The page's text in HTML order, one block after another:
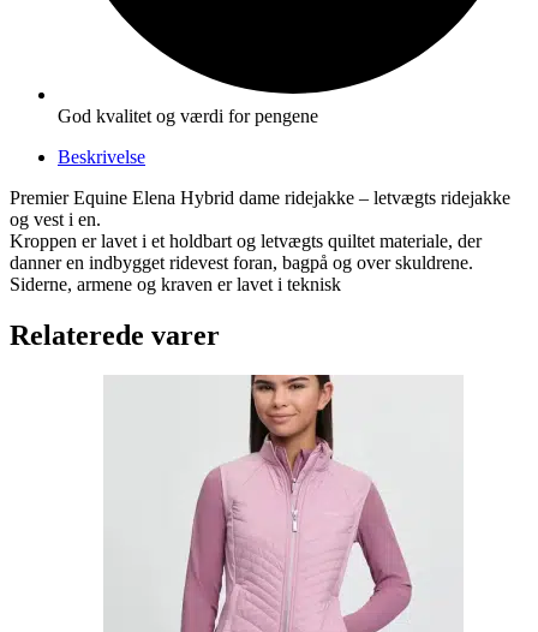
God kvalitet og værdi for pengene
Beskrivelse
Premier Equine Elena Hybrid dame ridejakke – letvægts ridejakke
og vest i en.
Kroppen er lavet i et holdbart og letvægts quiltet materiale, der
danner en indbygget ridevest foran, bagpå og over skuldrene.
Siderne, armene og kraven er lavet i teknisk
Relaterede varer